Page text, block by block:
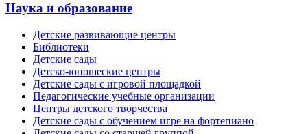
Наука и образование
Детские развивающие центры
Библиотеки
Детские сады
Детско-юношеские центры
Детские сады с игровой площадкой
Педагогические учебные организации
Центры детского творчества
Детские сады с обучением игре на фортепиано